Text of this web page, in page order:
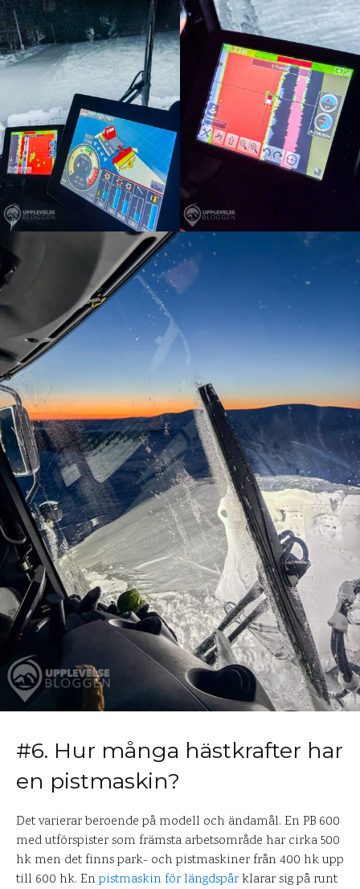
#6. Hur många hästkrafter har
en pistmaskin?
Det varierar beroende på modell och ändamål. En PB 600
med utförspister som främsta arbetsområde har cirka 500
hk men det finns park- och pistmaskiner från 400 hk upp
till 600 hk. En pistmaskin för längdspår klarar sig på runt